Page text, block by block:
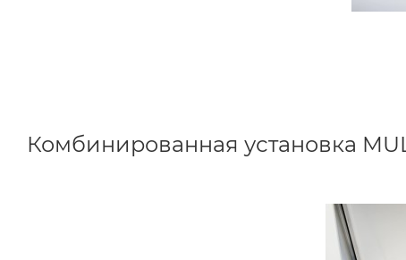
Комбинированная установка